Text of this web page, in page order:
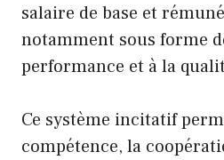
salaire de base et
notamment sous forme
performance et à la
Ce système incitatif
compétence, la